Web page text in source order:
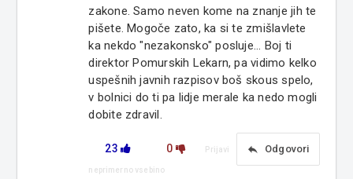
zakone. Samo neven kome na znanje jih te
pišete. Mogoče zato, ka si te zmišlavlete
ka nekdo "nezakonsko" posluje... Boj ti
direktor Pomurskih Lekarn, pa vidimo kelko
uspešnih javnih razpisov boš skous spelo,
v bolnici do ti pa lidje merale ka nedo mogli
dobite zdravil.
23 0 reply Odgovori
Prijavi
neprimerno vsebino